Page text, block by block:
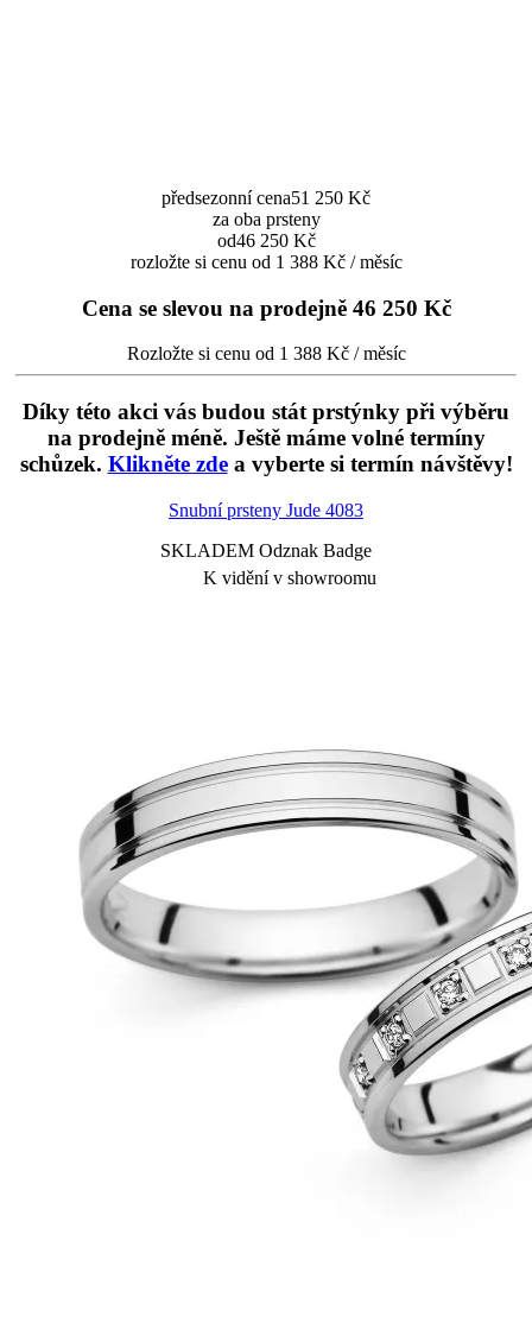
předsezonní cena51 250 Kč
za oba prsteny
od46 250 Kč
rozložte si cenu od 1 388 Kč / měsíc
Cena se slevou na prodejně 46 250 Kč
Rozložte si cenu od 1 388 Kč / měsíc
Díky této akci vás budou stát prstýnky při výběru
na prodejně méně. Ještě máme volné termíny
schůzek. Klikněte zdea vyberte si termín návštěvy!
Snubní prsteny Jude 4083
SKLADEM Odznak Badge
K vidění v showroomu